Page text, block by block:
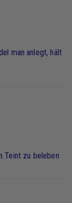
man anlegt, hält
Teint zu beleben